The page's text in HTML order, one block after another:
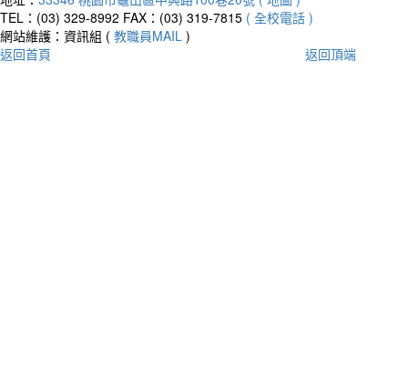
TEL：(03) 329-8992 FAX：(03) 319-7815 ( 全校電話 )
網站維護：資訊組 ( 教職員MAIL )
返回首頁
返回頂端